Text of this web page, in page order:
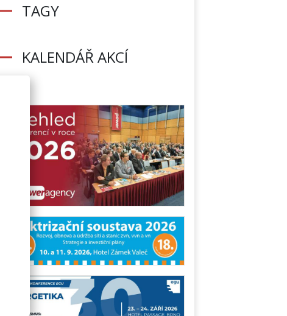
TAGY
KALENDÁŘ AKCÍ